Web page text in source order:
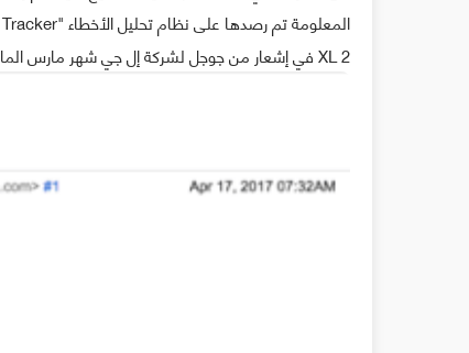
XL 2 في إشعار من جوجل لشركة إل جي شهر مارس الماضي.